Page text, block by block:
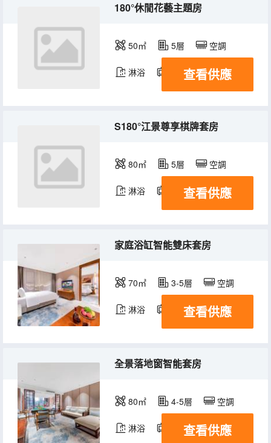
180°休閒花藝主題房
50㎡ 5層 空調
淋浴 電視機
查看供應
S180°江景尊享棋牌套房
80㎡ 5層 空調
淋浴 電視機
查看供應
家庭浴缸智能雙床套房
70㎡ 3-5層 空調
淋浴 電視機
查看供應
全景落地窗智能套房
80㎡ 4-5層 空調
淋浴 電視機
查看供應